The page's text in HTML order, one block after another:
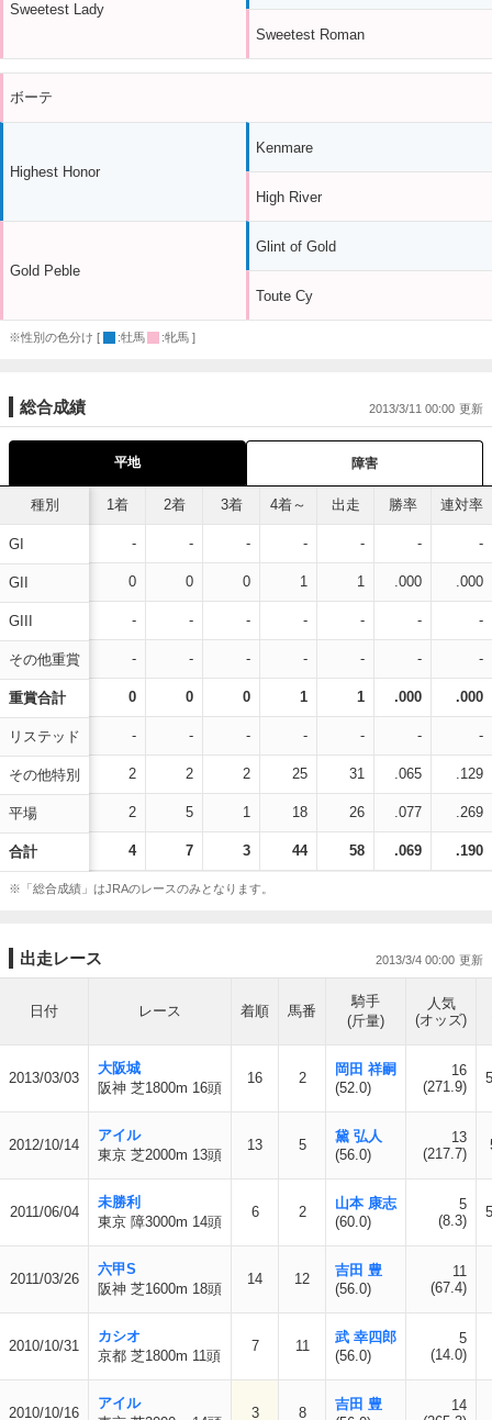
Sweetest Lady
Sweetest Roman
ボーテ
Highest Honor
Gold Peble
Kenmare
High River
Glint of Gold
Toute Cy
※性別の色分け [ :牡馬 :牝馬 ]
総合成績 2013/3/11 00:00
平地 障害
種別
GI
GII
GIII
その他重賞
重賞合計
リステッド
その他特別
平場
合計
1着 2着 3着 4着～ 出走 勝率 連対率
- - - - - - -
0 0 0 1 1 .000 .000
- - - - - - -
- - - - - - -
0 0 0 1 1 .000 .000
- - - - - - -
2 2 2 25 31 .065 .129
2 5 1 18 26 .077 .269
4 7 3 44 58 .069 .190
※「総合成績」はJRAのレースのみとなります。
出走レース 2013/3/4 00:00
日付 レース 着順 馬番
騎手
(斤量)
人気
(オッズ)
2013/03/03
大阪城
阪神 芝1800m 16頭
16 2
岡田 祥嗣
(52.0)
16
(271.9)
2012/10/14
アイル
東京 芝2000m 13頭
13 5
黛 弘人
(56.0)
13
(217.7)
2011/06/04
未勝利
東京 障3000m 14頭
6 2
山本 康志
(60.0)
5
(8.3)
2011/03/26
六甲S
阪神 芝1600m 18頭
14 12
吉田 豊
(56.0)
11
(67.4)
2010/10/31
カシオ
京都 芝1800m 11頭
7 11
武 幸四郎
(56.0)
5
(14.0)
2010/10/16
アイル
3 8
吉田 豊
14